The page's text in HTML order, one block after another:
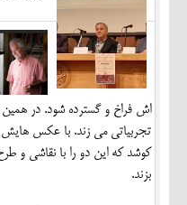
اش فراخ و گسترده شود. در
تجربیاتی می زند. با عکس
کوشد که این دو را با نقاشی و
بزند.